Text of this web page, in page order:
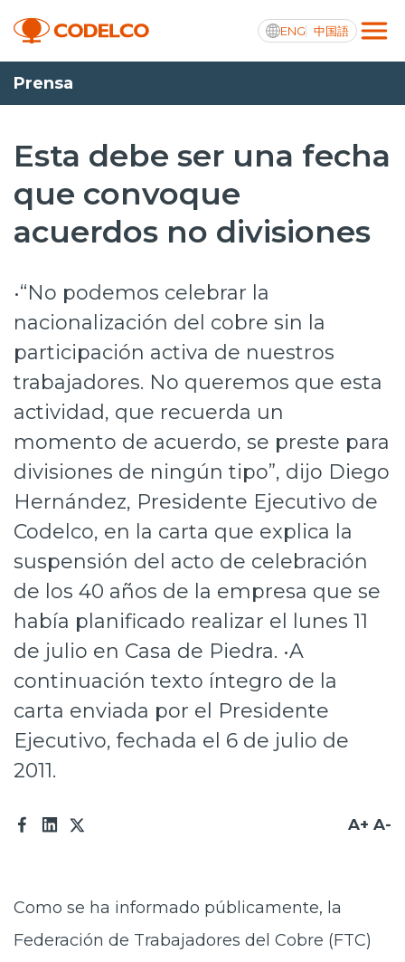
ENG 中国語
Transparencia activa
Nosotros
Operaciones
Sustentabilidad
Innovación
Inversionistas
Trabaja en Codelco
Transparencia activa
Canales de denuncia
Proveedores
Acceso trabajadores/as
Prensa
Esta debe ser una fecha
que convoque
acuerdos no divisiones
•“No podemos celebrar la
nacionalización del cobre sin la
participación activa de nuestros
trabajadores. No queremos que esta
actividad, que recuerda un
momento de acuerdo, se preste para
divisiones de ningún tipo”, dijo Diego
Hernández, Presidente Ejecutivo de
Codelco, en la carta que explica la
suspensión del acto de celebración
de los 40 años de la empresa que se
había planificado realizar el lunes 11
de julio en Casa de Piedra. •A
continuación texto íntegro de la
carta enviada por el Presidente
Ejecutivo, fechada el 6 de julio de
2011.
A+ A-
Como se ha informado públicamente, la
Federación de Trabajadores del Cobre (FTC)